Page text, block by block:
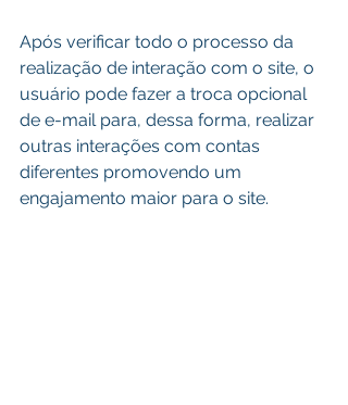
Após verificar todo o processo da
realização de interação com o site, o
usuário pode fazer a troca opcional
de e-mail para, dessa forma, realizar
outras interações com contas
diferentes promovendo um
engajamento maior para o site.